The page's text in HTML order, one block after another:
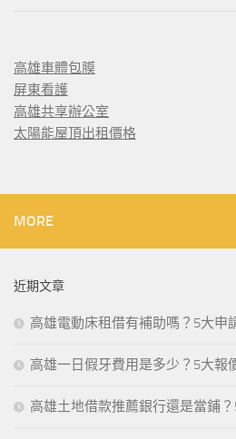
高雄車體包膜
屏東看護
高雄共享辦公室
太陽能屋頂出租價格
MORE
近期文章
高雄電動床租借有補助嗎？5大申
高雄一日假牙費用是多少？5大報
高雄土地借款推薦銀行還是當鋪